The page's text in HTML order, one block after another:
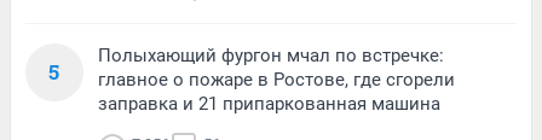
5
Полыхающий фургон мчал по встречке:
главное о пожаре в Ростове, где сгорели
заправка и 21 припаркованная машина